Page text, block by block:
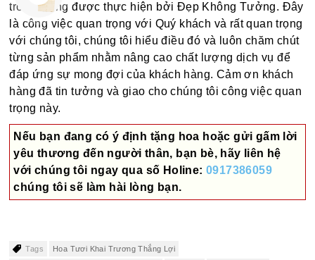
trong tháng được thực hiện bởi Đẹp Không Tưởng. Đây
là công việc quan trọng với Quý khách và rất quan trọng
với chúng tôi, chúng tôi hiểu điều đó và luôn chăm chút
từng sản phẩm nhằm nâng cao chất lượng dịch vụ để
đáp ứng sự mong đợi của khách hàng. Cảm ơn khách
hàng đã tin tưởng và giao cho chúng tôi công việc quan
trọng này.
Nếu bạn đang có ý định tặng hoa hoặc gửi gấm lời
yêu thương đến người thân, bạn bè, hãy liên hệ
với chúng tôi ngay qua số Holine:0917386059
chúng tôi sẽ làm hài lòng bạn.
Tags Hoa Tươi Khai Trương Thắng Lợi